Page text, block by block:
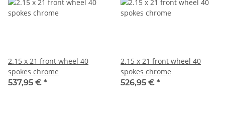
2.15 x 21 front wheel 40
spokes chrome
537,95 € *
2.15 x 21 front wheel 40
spokes chrome
526,95 € *